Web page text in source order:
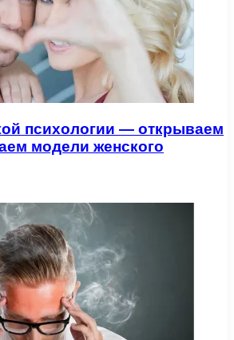
психологии — открываем
модели женского